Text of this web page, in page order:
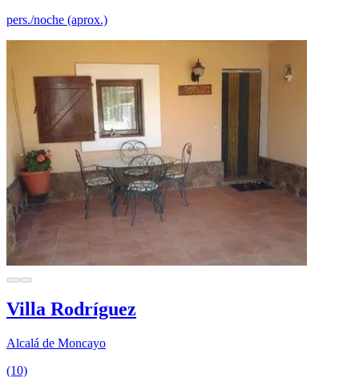
pers./noche (aprox.)
Villa Rodríguez
Alcalá de Moncayo
(10)